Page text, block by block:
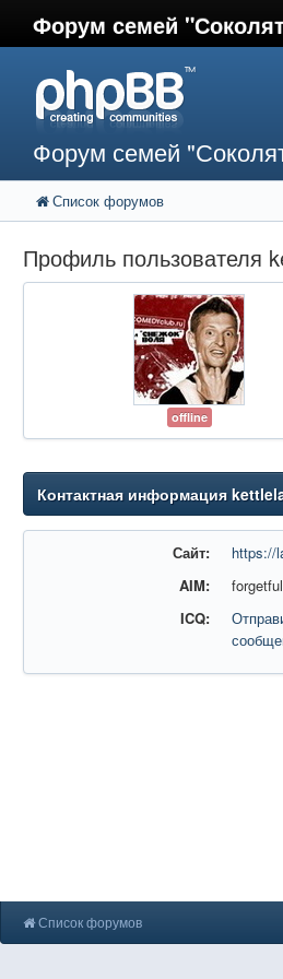
Форум семей
Форум семей
Список форумов
Профиль пользователя
offline
Контактная информация
Сайт:
https://
AIM:
ICQ:
Список форумов